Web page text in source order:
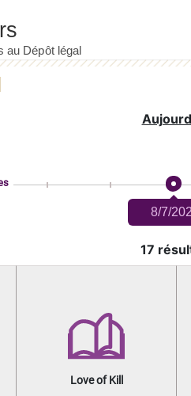
8/7/
17
Love of Kill